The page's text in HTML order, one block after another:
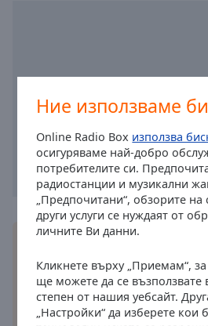
Ние използваме
Online Radio Box използва
осигуряваме най-добро
потребителите си.
радиостанции и музикални
„Предпочитани“, обзорите
други услуги се нуждаят от
личните Ви данни.
Кликнете върху „Приемам“,
ще можете да се възползвате
степен от нашия уебсайт.
„Настройки“ да изберете кои
Opacity
Opacity
Инсталирайте безплатното
Radio Box за вашия
любимите си радиостанции
се